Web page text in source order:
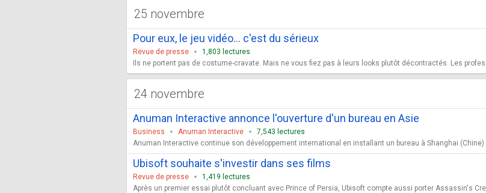
25 novembre
Pour eux, le jeu vidéo… c'est du sérieux
Revue de presse
1,803 lectures
Ils ne portent pas de costume-cravate. Mais ne vous fiez pas à leurs looks plutôt décontractés. Les
24 novembre
Anuman Interactive annonce l'ouverture d'un bureau en Asie
Business Anuman Interactive
7,543 lectures
Anuman Interactive continue son développement international en installant un bureau à Shanghai
Ubisoft souhaite s'investir dans ses films
Revue de presse
1,419 lectures
Après un premier essai plutôt concluant avec Prince of Persia, Ubisoft compte aussi porter Assassin's